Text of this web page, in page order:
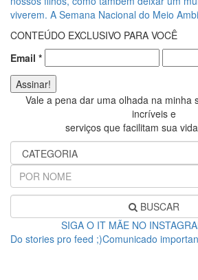
viverem. A Semana Nacional do Meio
CONTEÚDO EXCLUSIVO PARA VOCÊ
Email *
Vale a pena dar uma olhada na minha
incríveis e
serviços que facilitam sua
BUSCAR
SIGA O IT MÃE NO
Do stories pro feed ;)Comunicado